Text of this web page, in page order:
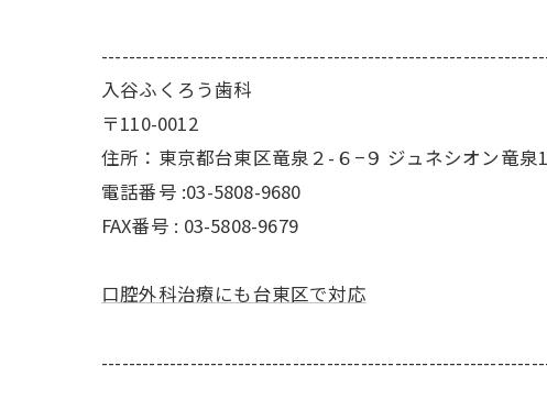
入谷ふくろう歯科
〒110-0012
住所：東京都台東区竜泉２-６−９ ジュネシオン竜泉
電話番号 :03-5808-9680
FAX番号 : 03-5808-9679
口腔外科治療にも台東区で対応